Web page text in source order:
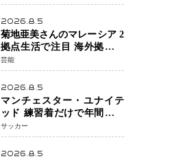
魅力”と新たな挑戦
2026.8.5
菊地亜美さんのマレーシア 2
拠点生活で注目 海外拠点化
による「芸能活動と税務」
の関係とは
芸能
2026.8.5
マンチェスター・ユナイテ
ッド 練習着だけで年間約42
億円の巨額収入 世界最高
額級スポンサー契約が示す
サッカーの圧倒的な価値
サッカー
2026.8.5